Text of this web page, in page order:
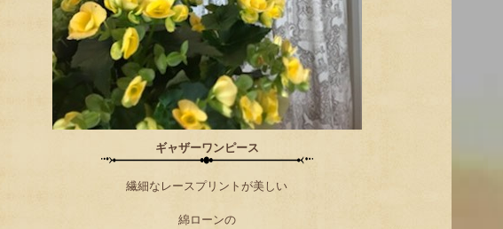
ギャザーワンピース
繊細なレースプリントが美しい
綿ローンの